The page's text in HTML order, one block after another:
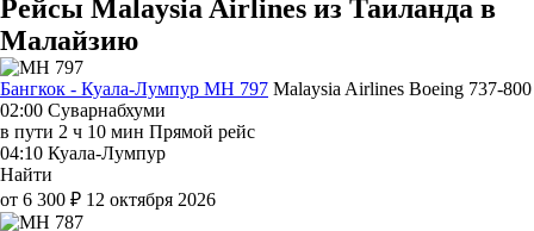
Рейсы Malaysia Airlines из Таиланда в
Малайзию
Бангкок - Куала-Лумпур MH 797 Malaysia Airlines Boeing 737-800
02:00 Суварнабхуми
в пути 2 ч 10 мин Прямой рейс
04:10 Куала-Лумпур
Найти
от 6 300 ₽ 12 октября 2026